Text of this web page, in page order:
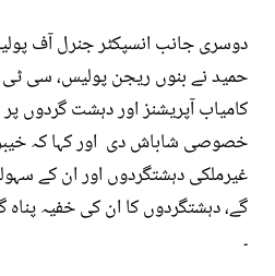
دوسری جانب انسپکٹر جنرل آف
حمید نے بنوں ریجن پولیس، سی
کامیاب آپریشنز اور دہشت گردوں
خصوصی شاباش دی اور کہا کہ
غیرملکی دہشتگردوں اور ان کے
گے، دہشتگردوں کا ان کی خفیہ پناہ
۔